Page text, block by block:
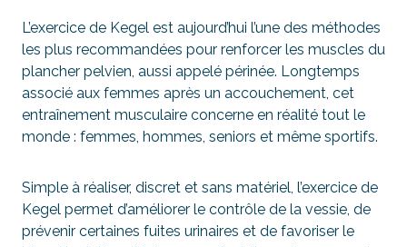
L’exercice de Kegel est aujourd’hui l’une des méthodes
les plus recommandées pour renforcer les muscles du
plancher pelvien, aussi appelé périnée. Longtemps
associé aux femmes après un accouchement, cet
entraînement musculaire concerne en réalité tout le
monde : femmes, hommes, seniors et même sportifs.
Simple à réaliser, discret et sans matériel, l’exercice de
Kegel permet d’améliorer le contrôle de la vessie, de
prévenir certaines fuites urinaires et de favoriser le